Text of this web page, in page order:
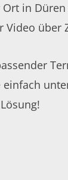
in
Video über